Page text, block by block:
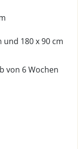
und 180 x 90 cm
von 6 Wochen